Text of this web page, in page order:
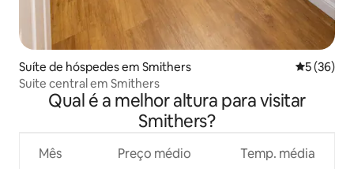
Suíte de hóspedes em Smithers
5 (36)
Suite central em Smithers
Qual é a melhor altura para visitar
Smithers?
Mês Preço médio Temp. média